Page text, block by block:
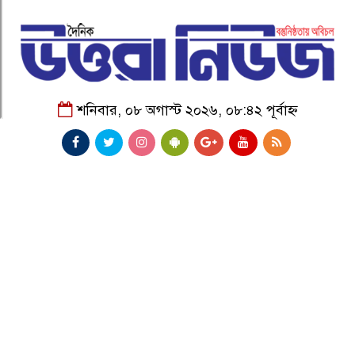
শনিবার, ০৮ অগাস্ট ২০২৬, ০৮:৪২ পূর্বাহ্ন